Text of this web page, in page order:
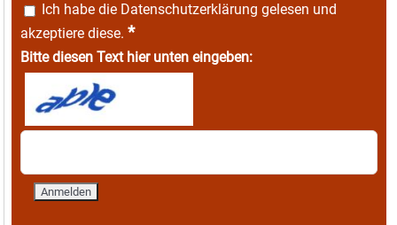
Ich habe die Datenschutzerklärung gelesen und
akzeptiere diese. *
Bitte diesen Text hier unten eingeben: